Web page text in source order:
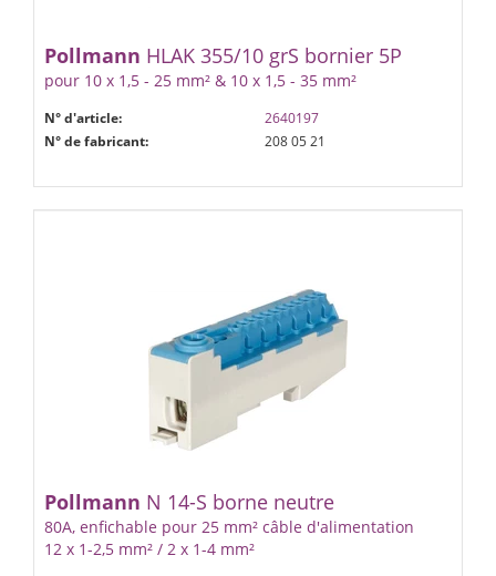
Pollmann HLAK 35­5/10 gr­S bornier 5P
pour 10 x 1,5 - 25 mm² & 10 x 1,5 - 35 mm²
N° d'article:
2640197
N° de fabricant:
208 05 21
Pollmann N 14-S borne neutre
80A, enfichable pour 25 mm² câble d'alimentation
12 x 1-2,5 mm² / 2 x 1-4 mm²